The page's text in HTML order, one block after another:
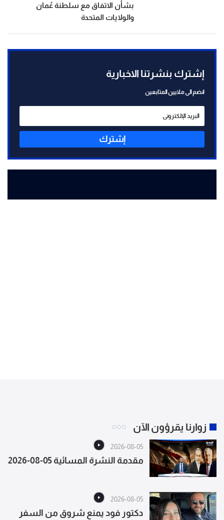
بشأن الاتفاق مع سلطنة عُمان
والولايات المتحدة
إشترك بنشرتنا الاخبارية
انضم الى ملايين المتابعين
إشترك
زوارنا يقرؤون الآن
2026-08-05
مقدمة النشرة المسائية 05-08-2026
2026-08-05
دكتور فود يمنع شروق من السفر